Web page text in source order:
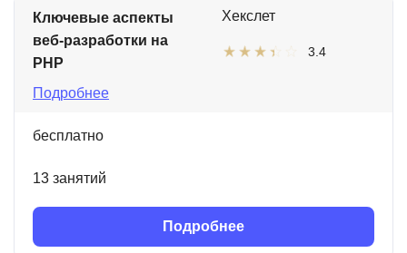
Ключевые аспекты
веб-разработки на
PHP
Подробнее
Хекслет
3.4
бесплатно
13 занятий
Подробнее